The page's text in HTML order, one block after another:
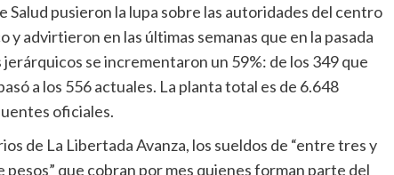
Salud pusieron la lupa sobre las autoridades del centro
y advirtieron en las últimas semanas que en la pasada
jerárquicos se incrementaron un 59%: de los 349 que
a los 556 actuales. La planta total es de 6.648
oficiales.
de La Libertada Avanza, los sueldos de “entre tres y
pesos” que cobran por mes quienes forman parte del